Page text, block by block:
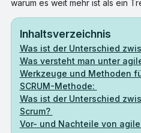
warum es weit mehr ist als ein
Inhaltsverzeichnis
Was ist der Unterschied
Was versteht man unter
Werkzeuge und Methoden
SCRUM-Methode:
Was ist der Unterschied
Scrum?
Vor- und Nachteile von